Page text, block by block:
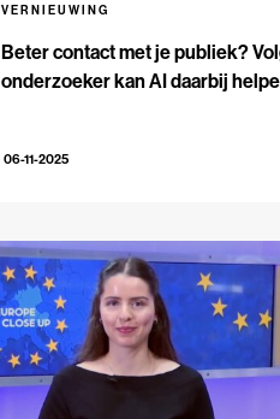
Beter contact met je publiek?
onderzoeker kan AI daarbij
VERNIEUWING
06-11-2025